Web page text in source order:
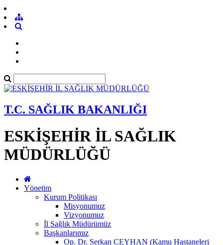
T.C. SAĞLIK BAKANLIĞI
ESKİŞEHİR İL SAĞLIK
MÜDÜRLÜĞÜ
Yönetim
Kurum Politikası
Misyonumuz
Vizyonumuz
İl Sağlık Müdürümüz
Başkanlarımız
Op. Dr. Serkan CEYHAN (Kamu Hastaneleri